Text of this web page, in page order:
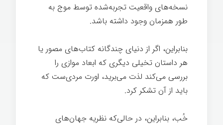
نسخه‌های واقعیت تجربه‌شده توسط موج به
طور همزمان وجود داشته باشد.
بنابراین، اگر از دنیای چندگانه کتاب‌های مصور یا
هر داستان تخیلی دیگری که ابعاد موازی را
بررسی می‌کند لذت می‌برید، اورت مردی‌ست که
باید از آن تشکر کرد.
خُب، بنابراین، در حالی‌که نظریه جهان‌های